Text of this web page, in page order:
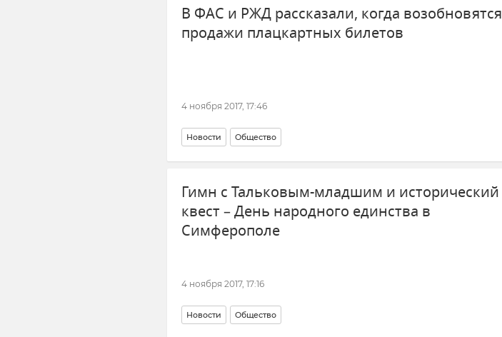
В ФАС и РЖД рассказали, когда возобновятся
продажи плацкартных билетов
4 ноября 2017, 17:46
Новости Общество
Гимн с Тальковым-младшим и исторический
квест – День народного единства в
Симферополе
4 ноября 2017, 17:16
Новости Общество